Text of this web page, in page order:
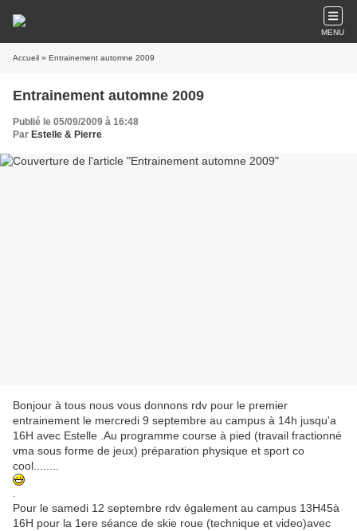
MENU
Accueil » Entrainement automne 2009
Entrainement automne 2009
Publié le 05/09/2009 à 16:48
Par Estelle & Pierre
Bonjour à tous nous vous donnons rdv pour le premier
entrainement le mercredi 9 septembre au campus à 14h jusqu'a
16H avec Estelle .Au programme course à pied (travail fractionné
vma sous forme de jeux) préparation physique et sport co
cool........
Pour le samedi 12 septembre rdv également au campus 13H45à
16H pour la 1ere séance de skie roue (technique et video)avec